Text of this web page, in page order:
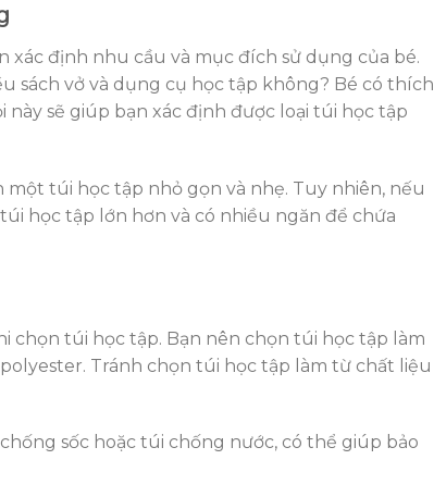
định nhu cầu và mục đích sử dụng của bé.
sách vở và dụng cụ học tập không? Bé có thích
sẽ giúp bạn xác định được loại túi học tập
một túi học tập nhỏ gọn và nhẹ. Tuy nhiên, nếu
học tập lớn hơn và có nhiều ngăn để chứa
chọn túi học tập. Bạn nên chọn túi học tập làm
Tránh chọn túi học tập làm từ chất liệu
sốc hoặc túi chống nước, có thể giúp bảo